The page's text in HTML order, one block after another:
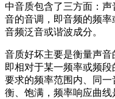
中音质包含了三方面：
音的音调，即音频的频
音频泛音或谐波成分。
音质好坏主要是衡量声音
即相对于某一频率或频
要求的频率范围内、同
衡、饱满，频率响应曲